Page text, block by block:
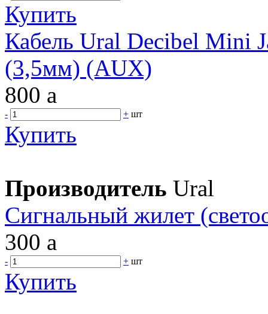
Купить
Кабель Ural Decibel
(3,5мм) (AUX)
800 a
- + шт
Купить
Производитель Ural
Сигнальный жилет
300 a
- + шт
Купить